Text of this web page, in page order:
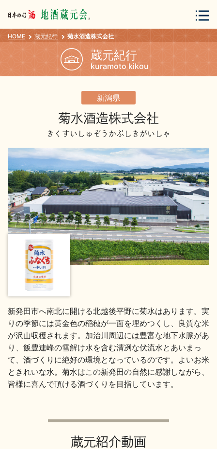
会員登録 ログイン
蔵元紀行 地酒カタログ
地酒用語集 地酒解体新書
お楽しみコンテンツ
歳時記 地酒蔵元会検定
HOME 蔵元紀行 菊水酒造株式会社
蔵元紀行
kuramoto kikou
新潟県
菊水酒造株式会社
きくすいしゅぞうかぶしきがいしゃ
新発田市へ南北に開ける北越後平野に菊水はあります。実
りの季節には黄金色の稲穂が一面を埋めつくし、良質な米
が沢山収穫されます。加治川周辺には豊富な地下水脈があ
り、飯豊連峰の雪解け水を含む清冽な伏流水とあいまっ
て、酒づくりに絶好の環境となっているのです。よいお米
ときれいな水。菊水はこの新発田の自然に感謝しながら、
皆様に喜んで頂ける酒づくりを目指しています。
蔵元紹介動画